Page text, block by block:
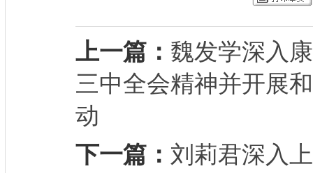
上一篇： 魏发学深入
三中全会精神并开展
动
下一篇： 刘莉君深入